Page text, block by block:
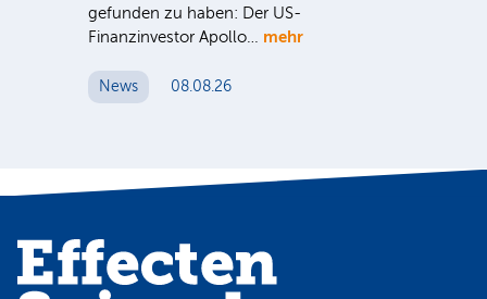
gefunden zu haben: Der US-
Finanzinvestor Apollo… mehr
News 08.08.26